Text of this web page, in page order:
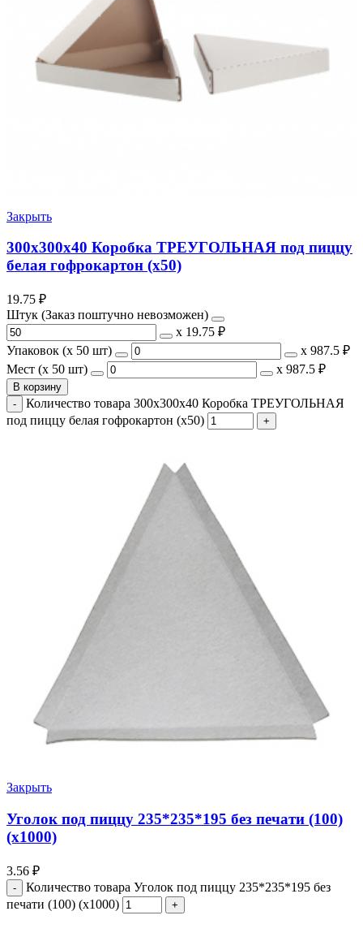
Закрыть
300х300х40 Коробка ТРЕУГОЛЬНАЯ под пиццу
белая гофрокартон (х50)
19.75 ₽
Штук (Заказ поштучно невозможен)
х 19.75 ₽
Упаковок (x 50 шт)
х 987.5 ₽
Мест (x 50 шт)
х 987.5 ₽
В корзину
Количество товара 300х300х40 Коробка ТРЕУГОЛЬНАЯ
под пиццу белая гофрокартон (х50)
Закрыть
Уголок под пиццу 235*235*195 без печати (100)
(х1000)
3.56 ₽
Количество товара Уголок под пиццу 235*235*195 без
печати (100) (х1000)